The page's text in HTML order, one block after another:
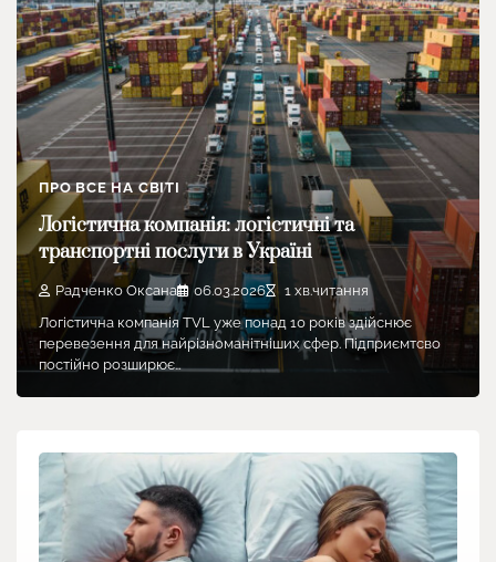
ПРО ВСЕ НА СВІТІ
Логістична компанія: логістичні та
транспортні послуги в Україні
Радченко Оксана 06.03.2026
1 хв.читання
Логістична компанія TVL уже понад 10 років здійснює
перевезення для найрізноманітніших сфер. Підприємтсво
постійно розширює…